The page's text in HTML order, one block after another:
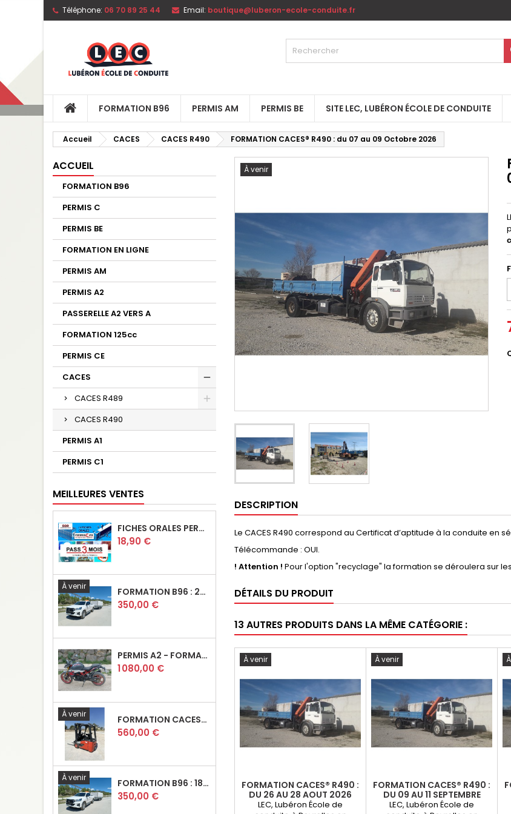
Téléphone: 06 70 89 25 44 Email: boutique@luberon-ecole-conduite.fr
FORMATION B96 PERMIS AM PERMIS BE SITE LEC, LUBÉRON ÉCOLE DE CONDUITE
Accueil CACES CACES R490 FORMATION CACES® R490 : du 07 au 09 Octobre 2026
ACCUEIL
FORMATION B96
PERMIS C
PERMIS BE
FORMATION EN LIGNE
PERMIS AM
PERMIS A2
PASSERELLE A2 VERS A
FORMATION 125cc
PERMIS CE
CACES
CACES R489
CACES R490
PERMIS A1
PERMIS C1
MEILLEURES VENTES
FICHES ORALES PERMIS C-CE-BE - PASS 3 MOIS
Prix
18,90 €
À venir FORMATION B96 : 27 JUIN 2026
Prix
350,00 €
PERMIS A2 - FORMATION 20 HEURES (CODE ETM INCLUS)
Prix
1 080,00 €
À venir FORMATION CACES® R489 CAT. 3 : DU 05 AU 07 AOUT 2026
Prix
560,00 €
À venir FORMATION B96 : 18 JUILLET 2026
Prix
350,00 €
À venir
DESCRIPTION
Le CACES R490 correspond au Certificat d’aptitude à la conduite en
Télécommande : OUI.
! Attention ! Pour l'option "recyclage" la formation se déroulera sur
DÉTAILS DU PRODUIT
13 AUTRES PRODUITS DANS LA MÊME CATÉGORIE :
À venir
FORMATION CACES® R490 :
DU 26 AU 28 AOUT 2026
LEC, Lubéron École de
À venir
FORMATION CACES® R490 :
DU 09 AU 11 SEPTEMBRE
2026
LEC, Lubéron École de